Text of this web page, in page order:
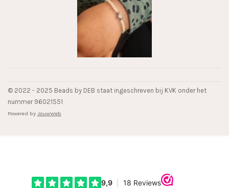
© 2022 - 2025 Beads by DEB staat ingeschreven bij KVK onder het
nummer 96021551
Powered by JouwWeb